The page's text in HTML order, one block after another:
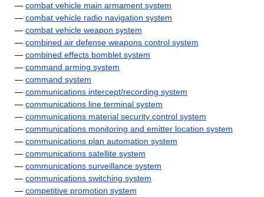
— combat vehicle main armament system
— combat vehicle radio navigation system
— combat vehicle weapon system
— combined air defense weapons control system
— combined effects bomblet system
— command arming system
— command system
— communications intercept/recording system
— communications line terminal system
— communications material security control system
— communications monitoring and emitter location system
— communications plan automation system
— communications satellite system
— communications surveillance system
— communications switching system
— competitive promotion system